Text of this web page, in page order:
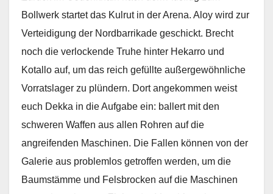
Bollwerk startet das Kulrut in der Arena. Aloy wird zur
Verteidigung der Nordbarrikade geschickt. Brecht
noch die verlockende Truhe hinter Hekarro und
Kotallo auf, um das reich gefüllte außergewöhnliche
Vorratslager zu plündern. Dort angekommen weist
euch Dekka in die Aufgabe ein: ballert mit den
schweren Waffen aus allen Rohren auf die
angreifenden Maschinen. Die Fallen können von der
Galerie aus problemlos getroffen werden, um die
Baumstämme und Felsbrocken auf die Maschinen